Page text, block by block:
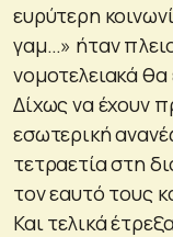
ευρύτερη
γαμ…» ήταν
νομοτελειακά
Δίχως να έχουν
εσωτερική
τετραετία στη
τον εαυτό τους
Και τελικά